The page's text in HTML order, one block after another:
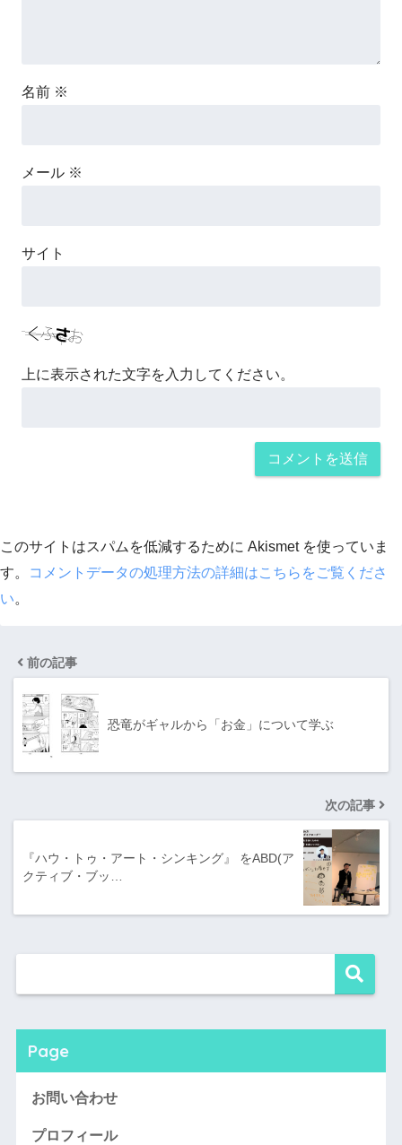
名前 ※
メール ※
サイト
上に表示された文字を入力してください。
このサイトはスパムを低減するために Akismet を使っていま
す。
コメントデータの処理方法の詳細はこちらをご覧くださ
い。
前の記事
恐竜がギャルから「お金」について学ぶ
次の記事
『ハウ・トゥ・アート・シンキング』 をABD(ア
クティブ・ブッ…
Page
お問い合わせ
プロフィール